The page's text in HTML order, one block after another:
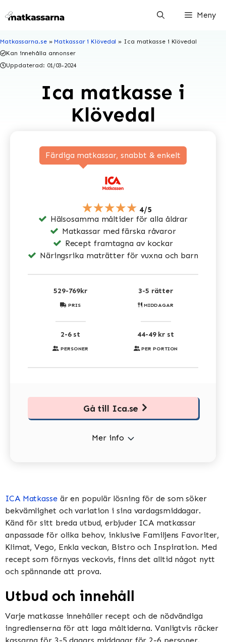
till
Meny
Matkassarna.se» Matkassar i Klövedal » Ica matkasse i Klövedal
Kan innehålla annonser
Uppdaterad: 01/03-2024
Ica matkasse i
Klövedal
Färdiga matkassar, snabbt & enkelt
★★★★★ 4/5
Hälsosamma måltider för alla åldrar
Matkassar med färska råvaror
Recept framtagna av kockar
Näringsrika maträtter för vuxna och barn
PRIS
529-769kr
MIDDAGAR
3-5 rätter
PERSONER
2-6 st
PER PORTION
44-49 kr st
Mer info
Gå till Ica.se
ICA Matkasseär en populär lösning för de som söker
bekvämlighet och variation i sina vardagsmiddagar.
Känd för sitt breda utbud, erbjuder ICA matkassar
anpassade för olika behov, inklusive Familjens Favoriter,
Klimat, Vego, Enkla veckan, Bistro och Inspiration​​​​. Med
recept som förnyas veckovis, finns det alltid något nytt
och spännande att prova​​.
Utbud och innehåll
Varje matkasse innehåller recept och de nödvändiga
ingredienserna för att laga måltiderna. Vanligtvis räcker
kassarna för 3-5 dagars middagar för 2-6 personer.